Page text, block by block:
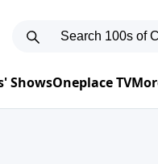
ShowsOneplace TV